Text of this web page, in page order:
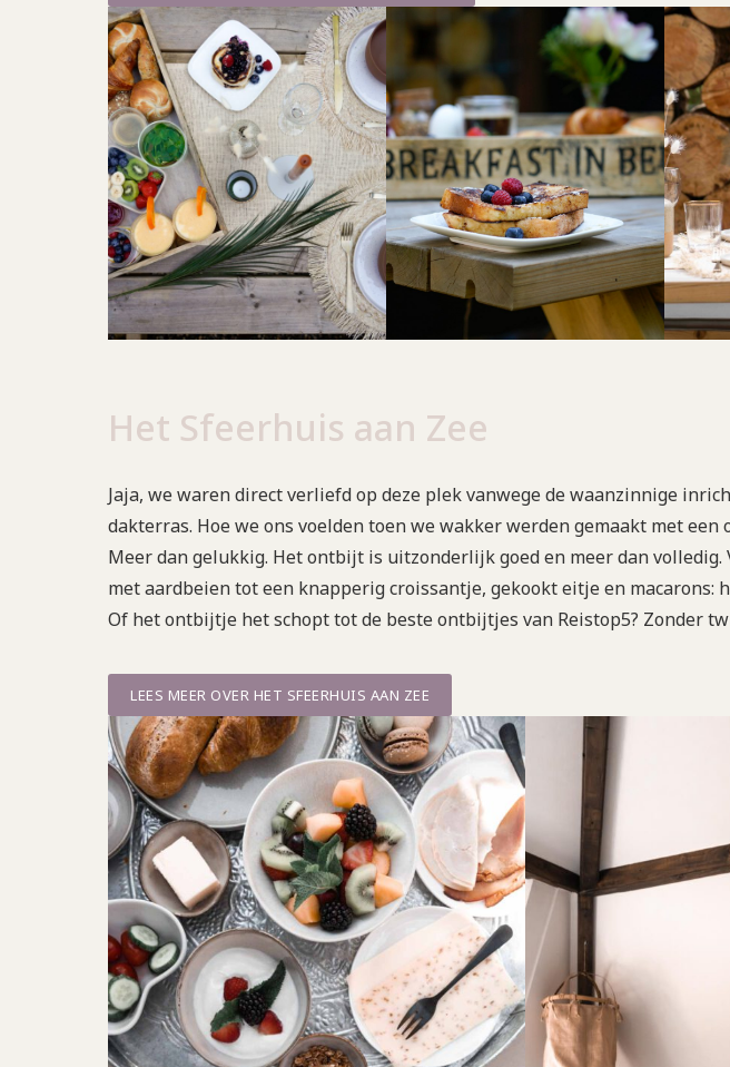
Het Sfeerhuis aan Zee
Jaja, we waren direct verliefd op deze plek vanwege de waanzinnige
dakterras. Hoe we ons voelden toen we wakker werden gemaakt met
Meer dan gelukkig. Het ontbijt is uitzonderlijk goed en meer dan
met aardbeien tot een knapperig croissantje, gekookt eitje en macarons:
Of het ontbijtje het schopt tot de beste ontbijtjes van Reistop5? Zonder
LEES MEER OVER HET SFEERHUIS AAN ZEE